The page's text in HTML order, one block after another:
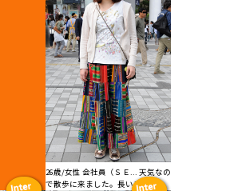
26歳/女性 会社員（ＳＥ... 天気なの
で散歩に来ました。長いスカー...